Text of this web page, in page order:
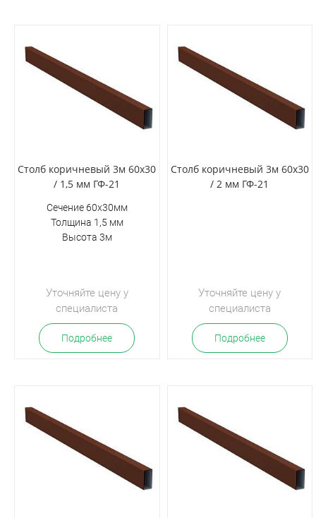
Столб коричневый 3м 60х30
/ 1,5 мм ГФ-21
Сечение 60х30мм
Толщина 1,5 мм
Высота 3м
Уточняйте цену у
специалиста
Подробнее
Столб коричневый 3м 60х30
/ 2 мм ГФ-21
Уточняйте цену у
специалиста
Подробнее